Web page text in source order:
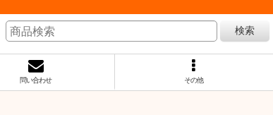
検索
問い合わせ その他